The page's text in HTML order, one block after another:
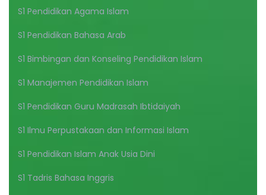
S1 Pendidikan Agama Islam
S1 Pendidikan Bahasa Arab
S1 Bimbingan dan Konseling Pendidikan Islam
S1 Manajemen Pendidikan Islam
S1 Pendidikan Guru Madrasah Ibtidaiyah
S1 Ilmu Perpustakaan dan Informasi Islam
S1 Pendidikan Islam Anak Usia Dini
S1 Tadris Bahasa Inggris